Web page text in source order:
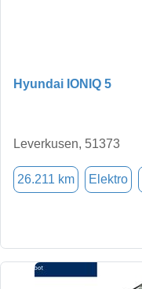
Hyundai IONIQ 5
Leverkusen, 51373
26.211 km Elektro